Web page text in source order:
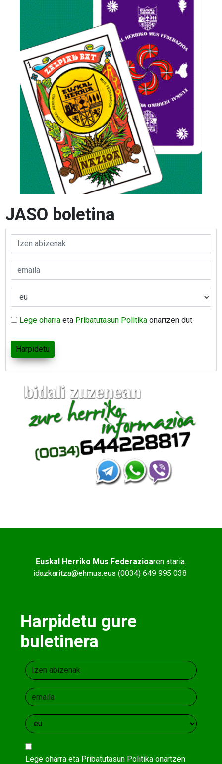
JASO boletina
Lege oharra eta Pribatutasun Politika onartzen dut
Euskal Herriko Mus Federazioaren ataria.
idazkaritza@ehmus.eus (0034) 649 995 038
Harpidetu gure
buletinera
Lege oharraeta Pribatutasun Politikaonartzen